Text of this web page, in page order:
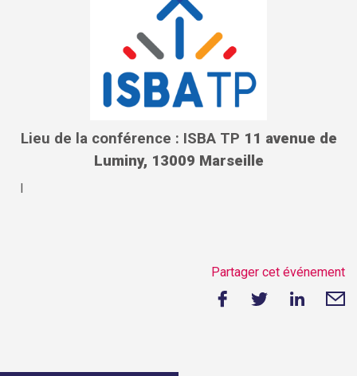
Lieu de la conférence : ISBA TP 11 avenue de
Luminy, 13009 Marseille
I
Partager cet événement